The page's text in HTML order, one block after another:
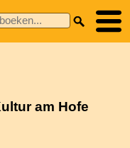
am Hofe